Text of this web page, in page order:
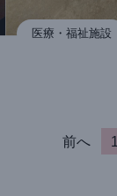
医療・福祉施設
前へ 1